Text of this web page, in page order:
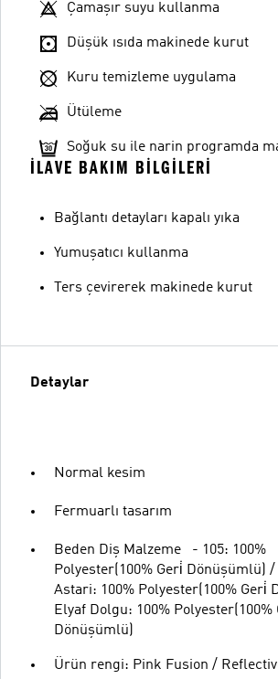
Çamaşır suyu kullanma
Düşük ısıda makinede kurut
Kuru temizleme uygulama
Ütüleme
Soğuk su ile narin programda
İLAVE BAKIM BILGILERI
Bağlantı detayları kapalı yıka
Yumuşatıcı kullanma
Ters çevirerek makinede kurut
Detaylar
Normal kesim
Fermuarlı tasarım
Beden Diş Malzeme - 105: 100%
Polyester(100% Geri̇ Dönüşümlü) /
Astari: 100% Polyester(100% Geri̇
Elyaf Dolgu: 100% Polyester(100%
Dönüşümlü)
Ürün rengi: Pink Fusion /